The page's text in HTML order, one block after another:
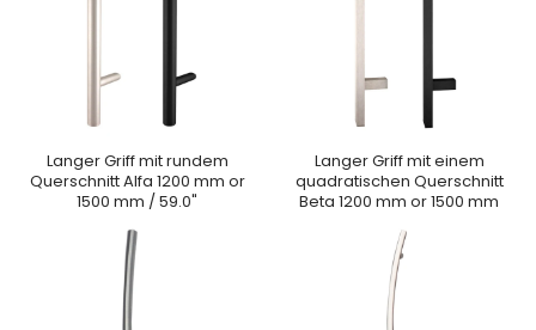
Langer Griff mit rundem
Querschnitt Alfa 1200 mm or
1500 mm / 59.0"
Langer Griff mit einem
quadratischen Querschnitt
Beta 1200 mm or 1500 mm